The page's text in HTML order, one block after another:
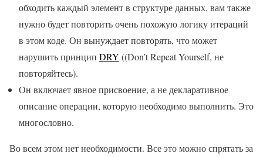
обходить каждый элемент в структуре данных, вам также
нужно будет повторить очень похожую логику итераций
в этом коде. Он вынуждает повторять, что может
нарушить принцип DRY ((Don’t Repeat Yourself, не
повторяйтесь).
Он включает явное присвоение, а не декларативное
описание операции, которую необходимо выполнить. Это
многословно.
Во всем этом нет необходимости. Все это можно спрятать за